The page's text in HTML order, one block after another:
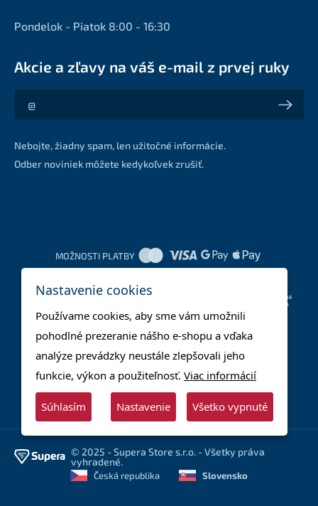
Pondelok - Piatok 8:00 - 16:30
Akcie a zľavy na váš e-mail z prvej ruky
Akcie a zľavy na váš e-mail z prvej ruky
Nebojte, žiadny spam, len užitočné informácie.
Odber noviniek môžete kedykoľvek zrušiť.
MOŽNOSTI PLATBY
© 2025 - Supera Store s.r.o. - Všetky práva
vyhradené.
Česká republika Slovensko
Nastavenie cookies
Používame cookies, aby sme vám umožnili
pohodlné prezeranie nášho e-shopu a vďaka
analýze prevádzky neustále zlepšovali jeho
funkcie, výkon a použiteľnosť. Viac informácií
Súhlasím Nastavenie Všetko vypnuté